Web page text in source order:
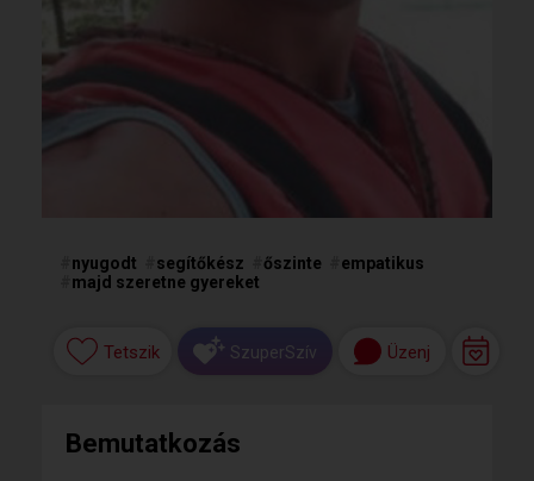
nyugodt segítőkész őszinte
empatikus
majd szeretne gyereket
Tetszik SzuperSzív Üzenj
Bemutatkozás